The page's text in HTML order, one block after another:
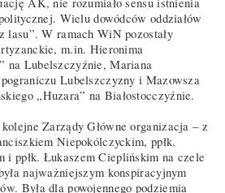
Wielu dowódców oddziałów
lasu”. W ramach WiN pozostały
m.in. Hieronima
na Lubelszczyźnie, Mariana
Lubelszczyzny i Mazowsza
„Huzara” na Białostocczyźnie.
Zarządy Główne organizacja – z
Niepokólczyckim, ppłk.
ppłk. Łukaszem Cieplińskim na czele
najważniejszym konspiracyjnym
Była dla powojennego podziemia